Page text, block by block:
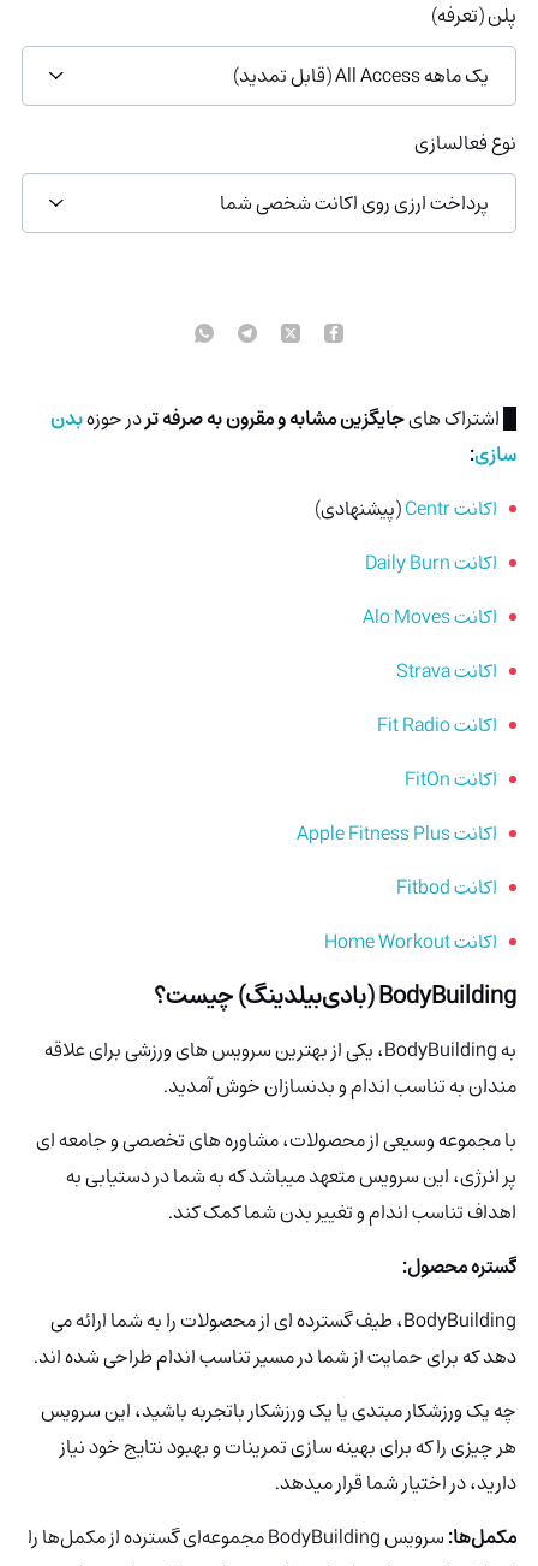
پلن (تعرفه)
یک ماهه All Access (قابل تمدید)
نوع فعالسازی
پرداخت ارزی روی اکانت شخصی شما
█ اشتراک هایجایگزین مشابه و مقرون به صرفه تردر حوزهبدن
سازی:
اکانت Centr
(پیشنهادی)
اکانت Daily Burn
اکانت Alo Moves
اکانت Strava
اکانت Fit Radio
اکانت FitOn
اکانت Apple Fitness Plus
اکانت Fitbod
اکانت Home Workout
BodyBuilding (بادی‌بیلدینگ) چیست؟
به BodyBuilding، یکی از بهترین سرویس های ورزشی برای علاقه
مندان به تناسب اندام و بدنسازان خوش آمدید.
با مجموعه وسیعی از محصولات، مشاوره های تخصصی و جامعه ای
پر انرژی، این سرویس متعهد میباشد که به شما در دستیابی به
اهداف تناسب اندام و تغییر بدن شما کمک کند.
گستره محصول:
BodyBuilding، طیف گسترده ای از محصولات را به شما ارائه می
دهد که برای حمایت از شما در مسیر تناسب اندام طراحی شده اند.
چه یک ورزشکار مبتدی یا یک ورزشکار باتجربه باشید، این سرویس
هر چیزی را که برای بهینه سازی تمرینات و بهبود نتایج خود نیاز
دارید، در اختیار شما قرار میدهد.
مکمل‌ها:
سرویس BodyBuilding مجموعه‌ای گسترده‌ از مکمل‌ها را